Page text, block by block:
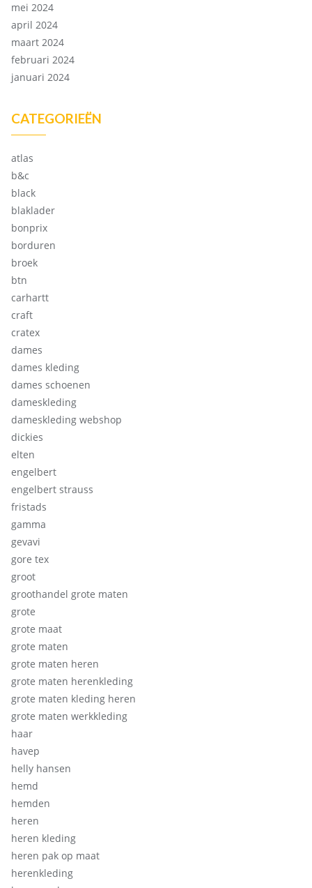
mei 2024
april 2024
maart 2024
februari 2024
januari 2024
CATEGORIEËN
atlas
b&c
black
blaklader
bonprix
borduren
broek
btn
carhartt
craft
cratex
dames
dames kleding
dames schoenen
dameskleding
dameskleding webshop
dickies
elten
engelbert
engelbert strauss
fristads
gamma
gevavi
gore tex
groot
groothandel grote maten
grote
grote maat
grote maten
grote maten heren
grote maten herenkleding
grote maten kleding heren
grote maten werkkleding
haar
havep
helly hansen
hemd
hemden
heren
heren kleding
heren pak op maat
herenkleding